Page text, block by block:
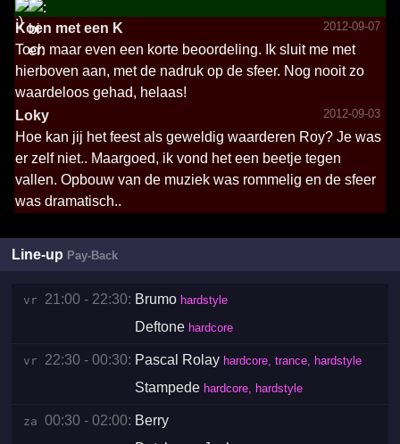
Koen met een K 2012-09-07
Toch maar even een korte beoordeling. Ik sluit me met
hierboven aan, met de nadruk op de sfeer. Nog nooit zo
waardeloos gehad, helaas!
Loky
2012-09-03
Hoe kan jij het feest als geweldig waarderen Roy? Je was
er zelf niet.. Maargoed, ik vond het een beetje tegen
vallen. Opbouw van de muziek was rommelig en de sfeer
was dramatisch..
Line-up Pay-Back
vr 21:00 - 22:30: Brumo hardstyle
Deftone hardcore
vr 22:30 - 00:30: Pascal Rolay hardcore, trance, hardstyle
Stampede hardcore, hardstyle
za 00:30 - 02:00: Berry